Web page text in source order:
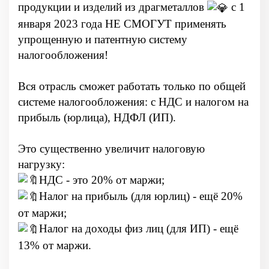
продукции и изделий из драгметаллов
с 1
января 2023 года НЕ СМОГУТ применять
упрощенную и патентную систему
налогообложения!
Вся отрасль сможет работать только по общей
системе налогообложения: с НДС и налогом на
прибыль (юрлица), НДФЛ (ИП).
Это существенно увеличит налоговую
нагрузку:
НДС - это 20% от маржи;
Налог на прибыль (для юрлиц) - ещё 20%
от маржи;
Налог на доходы физ лиц (для ИП) - ещё
13% от маржи.